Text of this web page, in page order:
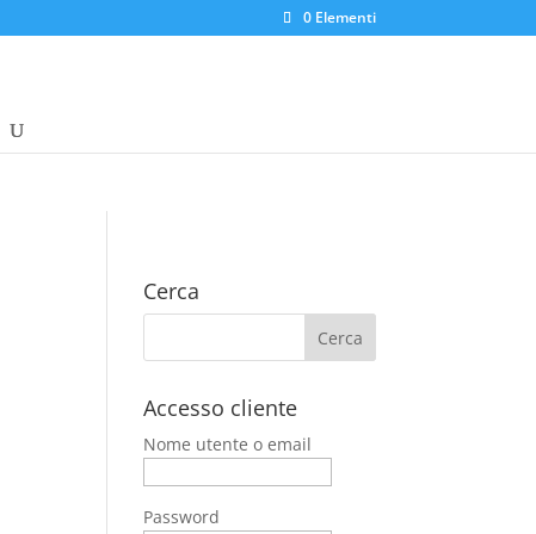
0 Elementi
Cerca
Accesso cliente
Nome utente o email
Password